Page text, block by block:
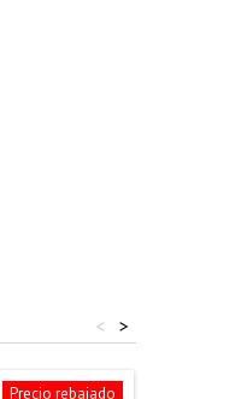
>
<
Precio rebajado